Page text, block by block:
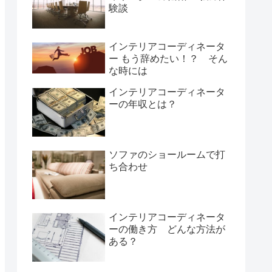
験談
インテリアコーディネータ
ー もう辞めたい！？ そん
な時には
インテリアコーディネータ
ーの年収とは？
ソファのショールームで打
ち合わせ
インテリアコーディネータ
ーの働き方 どんな方法が
ある？